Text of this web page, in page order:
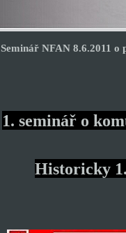
Seminář NFAN 8.6.2011 o
1. seminář o
Historicky